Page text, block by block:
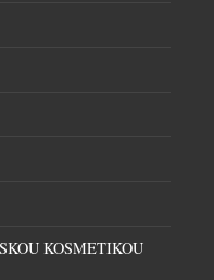
KOSMETIKOU